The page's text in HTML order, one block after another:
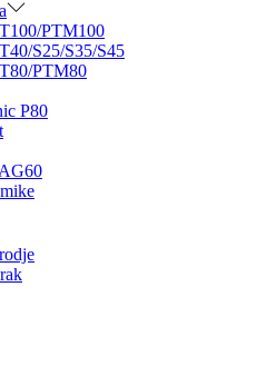
PTM100
S25/S35/S45
PTM80
P80